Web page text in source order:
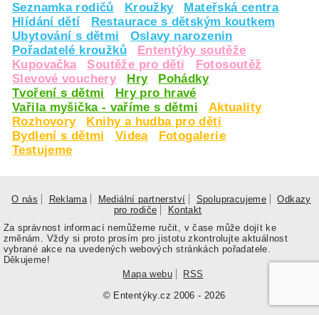
Seznamka rodičů Kroužky
Mateřská centra
Hlídání dětí
Restaurace s dětským koutkem
Ubytování s dětmi
Oslavy narozenin
Pořadatelé kroužků
Ententýky soutěže
Kupovačka
Soutěže pro děti
Fotosoutěž
Slevové vouchery
Hry
Pohádky
Tvoření s dětmi
Hry pro hravé
Vařila myšička - vaříme s dětmi
Aktuality
Rozhovory
Knihy a hudba pro děti
Bydlení s dětmi
Videa
Fotogalerie
Testujeme
O nás Reklama Mediální partnerství Spolupracujeme
Odkazy
pro rodiče
Kontakt
© Ententýky.cz 2006 - 2026
Za správnost informací nemůžeme ručit, v čase může dojít ke
změnám. Vždy si proto prosím pro jistotu zkontrolujte aktuálnost
vybrané akce na uvedených webových stránkách pořadatele.
Děkujeme!
Mapa webu
RSS